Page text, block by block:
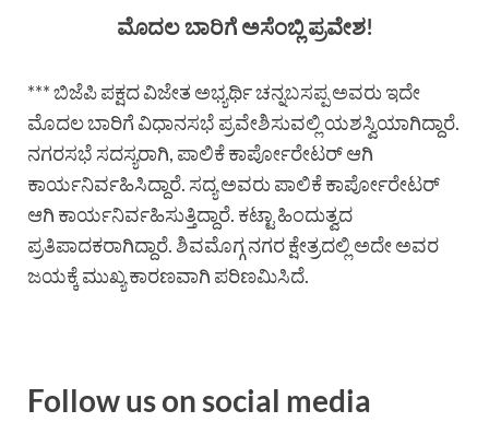
ಮೊದಲ ಬಾರಿಗೆ ಅಸೆಂಬ್ಲಿ ಪ್ರವೇಶ!
*** ಬಿಜೆಪಿ ಪಕ್ಷದ ವಿಜೇತ ಅಭ್ಯರ್ಥಿ ಚನ್ನಬಸಪ್ಪ ಅವರು ಇದೇ
ಮೊದಲ ಬಾರಿಗೆ ವಿಧಾನಸಭೆ ಪ್ರವೇಶಿಸುವಲ್ಲಿ ಯಶಸ್ವಿಯಾಗಿದ್ದಾರೆ.
ನಗರಸಭೆ ಸದಸ್ಯರಾಗಿ, ಪಾಲಿಕೆ ಕಾರ್ಪೋರೇಟರ್ ಆಗಿ
ಕಾರ್ಯನಿರ್ವಹಿಸಿದ್ದಾರೆ. ಸದ್ಯ ಅವರು ಪಾಲಿಕೆ ಕಾರ್ಪೋರೇಟರ್
ಆಗಿ ಕಾರ್ಯನಿರ್ವಹಿಸುತ್ತಿದ್ದಾರೆ. ಕಟ್ಟಾ ಹಿಂದುತ್ವದ
ಪ್ರತಿಪಾದಕರಾಗಿದ್ದಾರೆ. ಶಿವಮೊಗ್ಗ ನಗರ ಕ್ಷೇತ್ರದಲ್ಲಿ ಅದೇ ಅವರ
ಜಯಕ್ಕೆ ಮುಖ್ಯ ಕಾರಣವಾಗಿ ಪರಿಣಮಿಸಿದೆ.
Follow us on social media